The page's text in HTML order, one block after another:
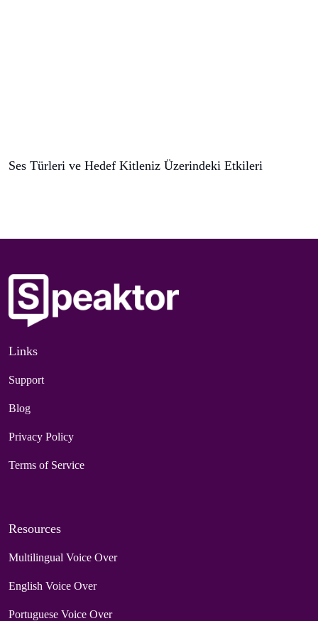
Ses Türleri ve Hedef Kitleniz Üzerindeki Etkileri
Links
Support
Blog
Privacy Policy
Terms of Service
Resources
Multilingual Voice Over
English Voice Over
Portuguese Voice Over